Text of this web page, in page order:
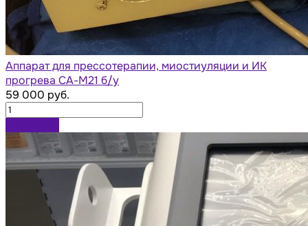
Аппарат для прессотерапии, миостиуляции и ИК
прогрева СА-М21 б/у
59 000 руб.